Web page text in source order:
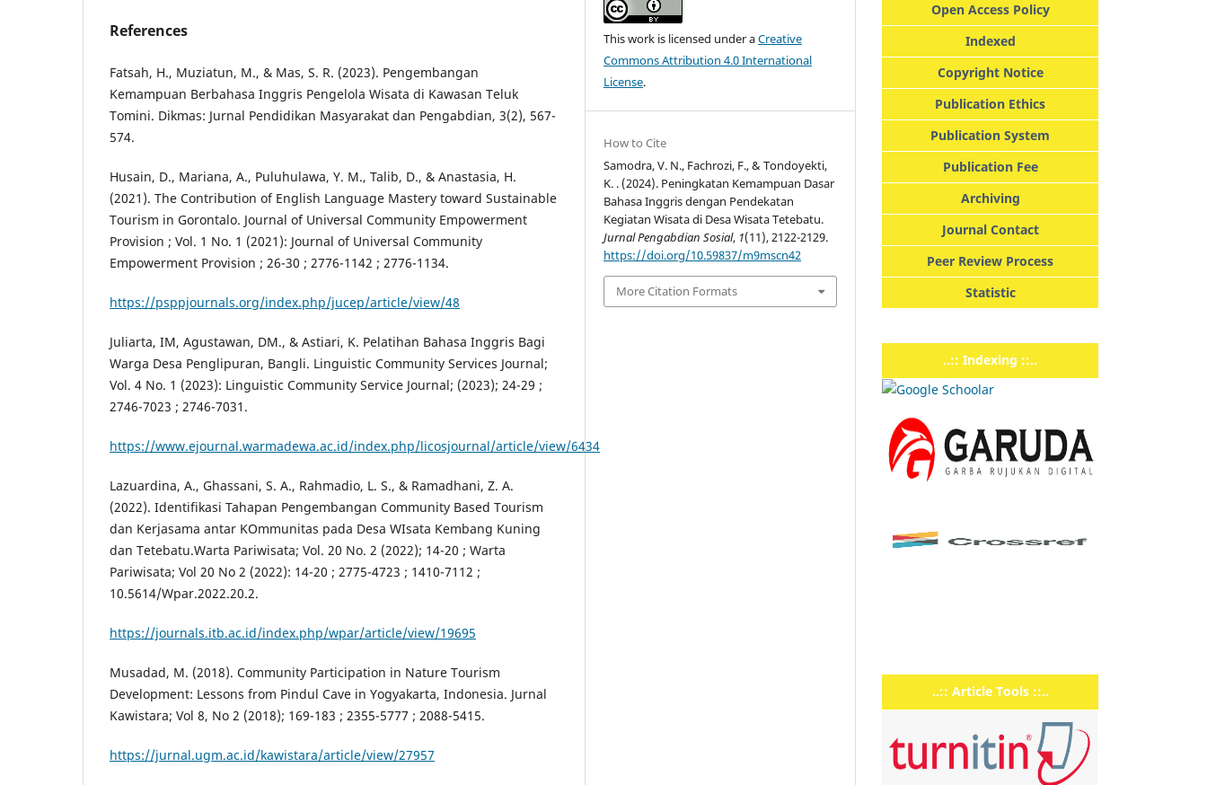
References
Fatsah, H., Muziatun, M., & Mas, S. R. (2023). Pengembangan
Kemampuan Berbahasa Inggris Pengelola Wisata di Kawasan Teluk
Tomini. Dikmas: Jurnal Pendidikan Masyarakat dan Pengabdian, 3(2), 567-
574.
Husain, D., Mariana, A., Puluhulawa, Y. M., Talib, D., & Anastasia, H.
(2021). The Contribution of English Language Mastery toward Sustainable
Tourism in Gorontalo. Journal of Universal Community Empowerment
Provision ; Vol. 1 No. 1 (2021): Journal of Universal Community
Empowerment Provision ; 26-30 ; 2776-1142 ; 2776-1134.
https://psppjournals.org/index.php/jucep/article/view/48
Juliarta, IM, Agustawan, DM., & Astiari, K. Pelatihan Bahasa Inggris Bagi
Warga Desa Penglipuran, Bangli. Linguistic Community Services Journal;
Vol. 4 No. 1 (2023): Linguistic Community Service Journal; (2023); 24-29 ;
2746-7023 ; 2746-7031.
https://www.ejournal.warmadewa.ac.id/index.php/licosjournal/article/view/6434
Lazuardina, A., Ghassani, S. A., Rahmadio, L. S., & Ramadhani, Z. A.
(2022). Identifikasi Tahapan Pengembangan Community Based Tourism
dan Kerjasama antar KOmmunitas pada Desa WIsata Kembang Kuning
dan Tetebatu.Warta Pariwisata; Vol. 20 No. 2 (2022); 14-20 ; Warta
Pariwisata; Vol 20 No 2 (2022): 14-20 ; 2775-4723 ; 1410-7112 ;
10.5614/Wpar.2022.20.2.
https://journals.itb.ac.id/index.php/wpar/article/view/19695
Musadad, M. (2018). Community Participation in Nature Tourism
Development: Lessons from Pindul Cave in Yogyakarta, Indonesia. Jurnal
Kawistara; Vol 8, No 2 (2018); 169-183 ; 2355-5777 ; 2088-5415.
https://jurnal.ugm.ac.id/kawistara/article/view/27957
This work is licensed under aCreative
Commons Attribution 4.0 International
License.
How to Cite
Samodra, V. N., Fachrozi, F., & Tondoyekti,
K. . (2024). Peningkatan Kemampuan Dasar
Bahasa Inggris dengan Pendekatan
Kegiatan Wisata di Desa Wisata Tetebatu.
Jurnal Pengabdian Sosial, 1(11), 2122-2129.
https://doi.org/10.59837/m9mscn42
More Citation Formats
Open Access Policy
Indexed
Copyright Notice
Publication Ethics
Publication System
Publication Fee
Archiving
Journal Contact
Peer Review Process
Statistic
..:: Indexing ::..
..:: Article Tools ::..